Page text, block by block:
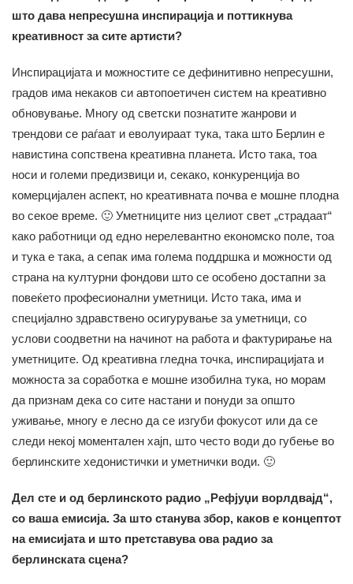
што дава непресушна инспирација и поттикнува
креативност за сите артисти?
Инспирацијата и можностите се дефинитивно непресушни,
градов има некаков си автопоетичен систем на креативно
обновување. Многу од светски познатите жанрови и
трендови се раѓаат и еволуираат тука, така што Берлин е
навистина сопствена креативна планета. Исто така, тоа
носи и големи предизвици и, секако, конкуренција во
комерцијален аспект, но креативната почва е мошне плодна
во секое време. 🙂 Уметниците низ целиот свет „страдаат“
како работници од едно нерелевантно економско поле, тоа
и тука е така, а сепак има голема поддршка и можности од
страна на културни фондови што се особено достапни за
повеќето професионални уметници. Исто така, има и
специјално здравствено осигурување за уметници, со
услови соодветни на начинот на работа и фактурирање на
уметниците. Од креативна гледна точка, инспирацијата и
можноста за соработка е мошне изобилна тука, но морам
да признам дека со сите настани и понуди за општо
уживање, многу е лесно да се изгуби фокусот или да се
следи некој моментален хајп, што често води до губење во
берлинските хедонистички и уметнички води. 🙂
Дел сте и од берлинското радио „Рефјуџи ворлдвајд“,
со ваша емисија. За што станува збор, каков е концептот
на емисијата и што претставува ова радио за
берлинската сцена?